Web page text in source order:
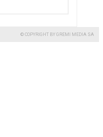
© COPYRIGHT BY GREMI MEDIA SA